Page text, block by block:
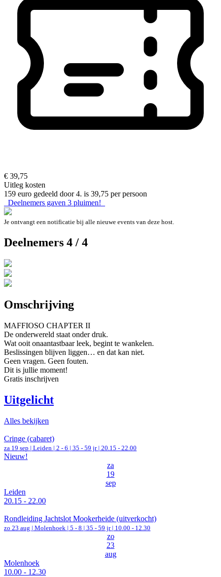
€ 39,75
Uitleg kosten
159 euro gedeeld door 4. is 39,75 per persoon
Deelnemers gaven 3 pluimen!
Je ontvangt een notificatie bij alle nieuwe events van deze host.
Deelnemers 4 / 4
Omschrijving
MAFFIOSO CHAPTER II
De onderwereld staat onder druk.
Wat ooit onaantastbaar leek, begint te wankelen.
Beslissingen blijven liggen… en dat kan niet.
Geen vragen. Geen fouten.
Dit is jullie moment!
Gratis inschrijven
Uitgelicht
Alles bekijken
Cringe (cabaret)
za 19 sep | Leiden | 2 - 6 | 35 - 59 jr | 20.15 - 22.00
Nieuw!
za
19
sep
Leiden
20.15 - 22.00
Rondleiding Jachtslot Mookerheide (uitverkocht)
zo 23 aug | Molenhoek | 5 - 8 | 35 - 59 jr | 10.00 - 12.30
zo
23
aug
Molenhoek
10.00 - 12.30